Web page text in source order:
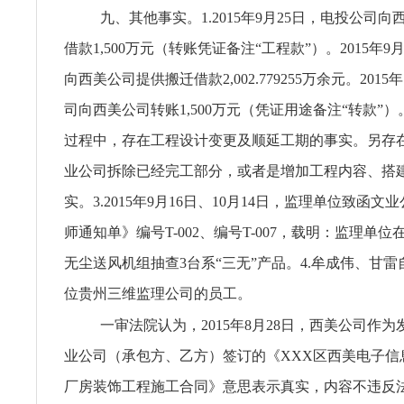
九、其他事实。1.2015年9月25日，电投公司向
借款1,500万元（转账凭证备注“工程款”）。2015年9
向西美公司提供搬迁借款2,002.779255万余元。2015
司向西美公司转账1,500万元（凭证用途备注“转款”）
过程中，存在工程设计变更及顺延工期的事实。另存
业公司拆除已经完工部分，或者是增加工程内容、搭
实。3.2015年9月16日、10月14日，监理单位致函文
师通知单》编号T-002、编号T-007，载明：监理单位
无尘送风机组抽查3台系“三无”产品。4.牟成伟、甘
位贵州三维监理公司的员工。
一审法院认为，2015年8月28日，西美公司作为
业公司（承包方、乙方）签订的《XXX区西美电子信
厂房装饰工程施工合同》意思表示真实，内容不违反